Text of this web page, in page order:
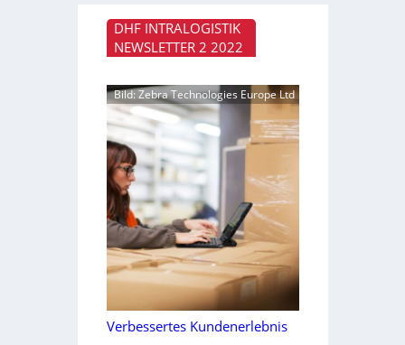
DHF INTRALOGISTIK
NEWSLETTER 2 2022
Bild: Zebra Technologies Europe Ltd
Verbessertes Kundenerlebnis